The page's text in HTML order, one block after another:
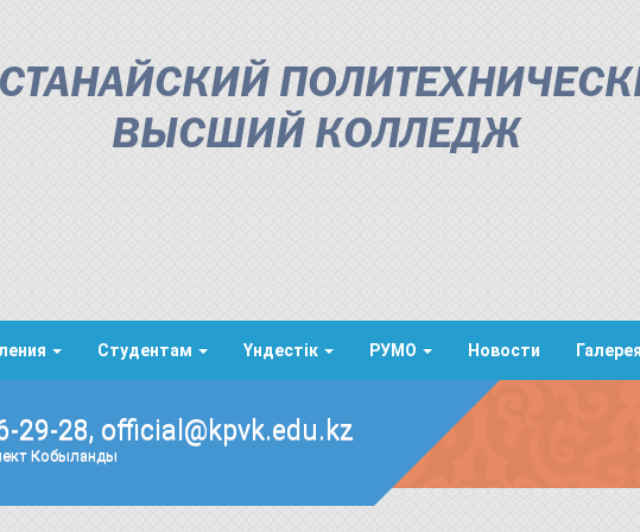
ВЫСШИЙ КОЛЛЕДЖ
Студентам Үндестік РУМО Новости Галерея
29-28, official@kpvk.edu.kz
Кобыланды